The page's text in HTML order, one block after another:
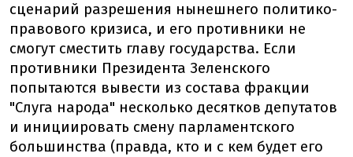
сценарий разрешения нынешнего политико-
правового кризиса, и его противники не
смогут сместить главу государства. Если
противники Президента Зеленского
попытаются вывести из состава фракции
"Слуга народа" несколько десятков депутатов
и инициировать смену парламентского
большинства (правда, кто и с кем будет его